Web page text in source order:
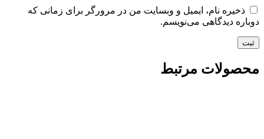
ذخیره نام، ایمیل و وبسایت من در مرورگر برای زمانی که
دوباره دیدگاهی می‌نویسم.
محصولات مرتبط